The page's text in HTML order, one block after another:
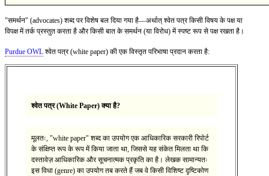
"समर्थन" (advocates) शब्द पर विशेष बल दिया गया है—अर्थात् श्वेत पत्र किसी विषय के पक्ष या
विपक्ष में तर्क प्रस्तुत करता है और किसी बात के समर्थन (या विरोध) में स्पष्ट रूप से पक्ष रखता है।
Purdue OWL श्वेत पत्र (white paper) की एक विस्तृत परिभाषा प्रदान करता है:
श्वेत पत्र (White Paper) क्या है?
मूलतः, "white paper" शब्द का उपयोग एक आधिकारिक सरकारी रिपोर्ट
के संक्षिप्त रूप के रूप में किया जाता था, जिससे यह संकेत मिलता था कि
दस्तावेज़ आधिकारिक और सूचनात्मक प्रकृति का है। लेखक सामान्यतः
इस विधा (genre) का उपयोग तब करते हैं जब वे किसी विशिष्ट दृष्टिकोण